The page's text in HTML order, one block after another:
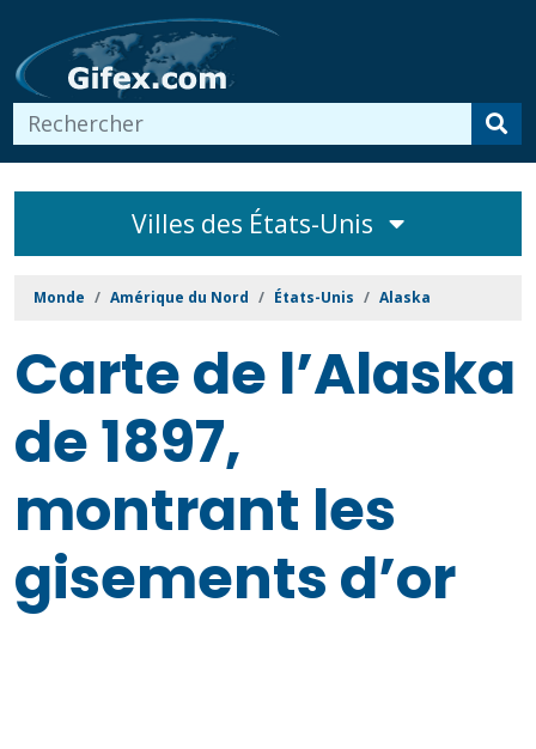
Villes des États-Unis
Monde Amérique du Nord États-Unis Alaska
Carte de l’Alaska
de 1897,
montrant les
gisements d’or